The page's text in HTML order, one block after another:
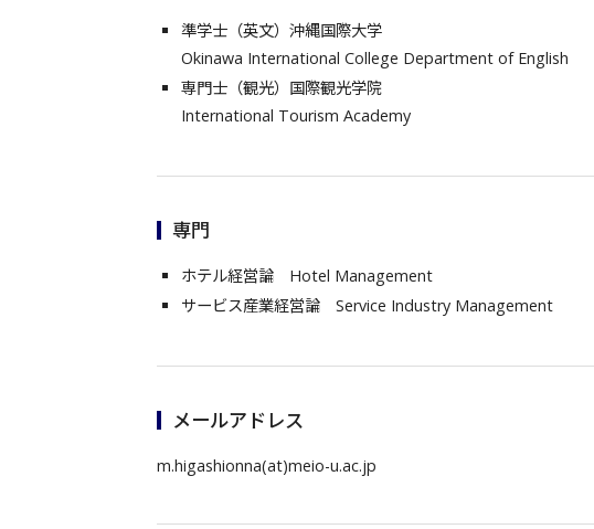
準学士（英文）沖縄国際大学
Okinawa International College Department of English
専門士（観光）国際観光学院
International Tourism Academy
専門
ホテル経営論 Hotel Management
サービス産業経営論 Service Industry Management
メールアドレス
m.higashionna(at)meio-u.ac.jp